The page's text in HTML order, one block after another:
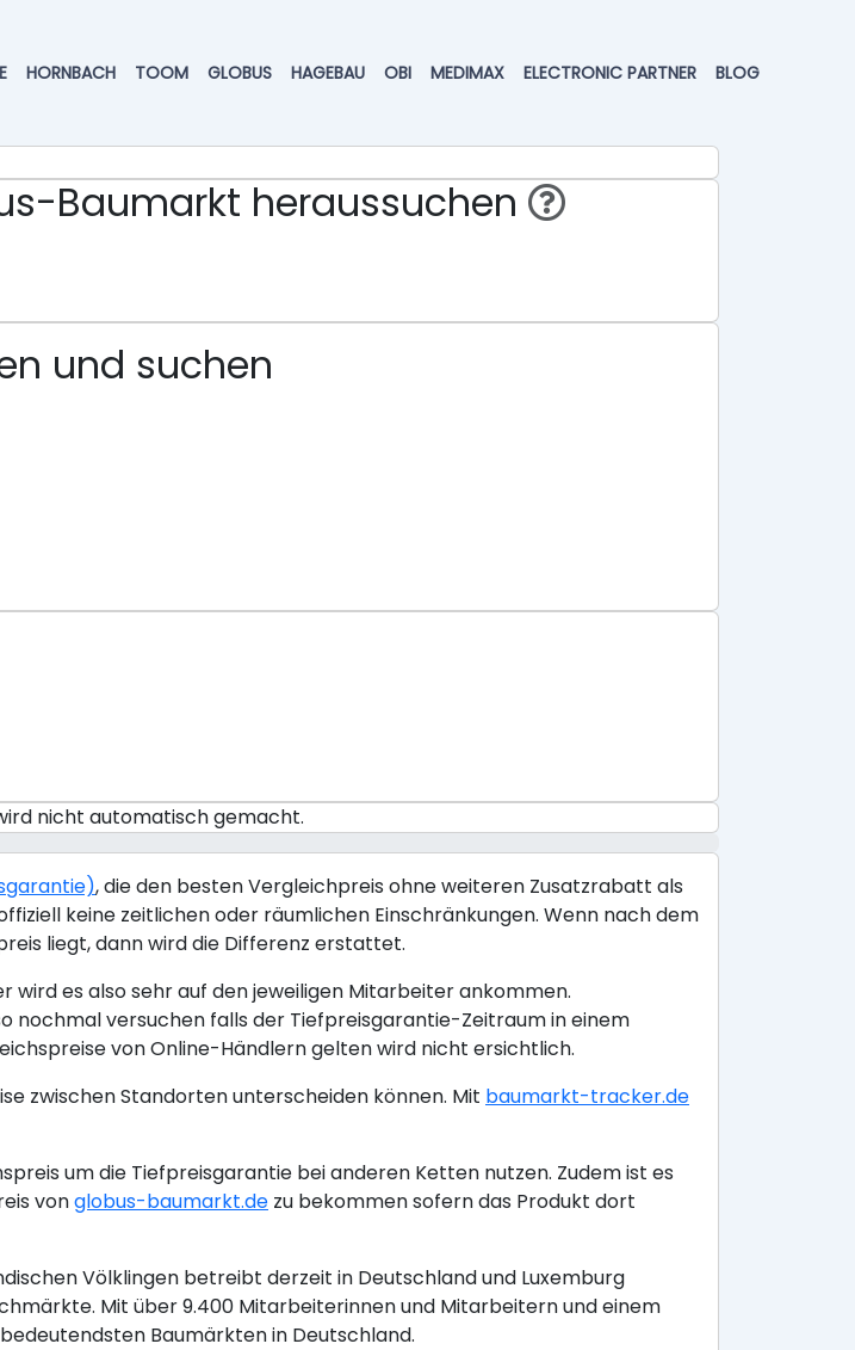
HORNBACH TOOM GLOBUS HAGEBAU OBI MEDIMAX ELECTRONIC PARTNER BLOG
Baumarkt heraussuchen
und suchen
nicht automatisch gemacht.
, die den besten Vergleichpreis ohne weiteren Zusatzrabatt als
keine zeitlichen oder räumlichen Einschränkungen. Wenn nach dem
liegt, dann wird die Differenz erstattet.
wird es also sehr auf den jeweiligen Mitarbeiter ankommen.
nochmal versuchen falls der Tiefpreisgarantie-Zeitraum in einem
von Online-Händlern gelten wird nicht ersichtlich.
zwischen Standorten unterscheiden können. Mit baumarkt-tracker.de
um die Tiefpreisgarantie bei anderen Ketten nutzen. Zudem ist es
vonglobus-baumarkt.de zu bekommen sofern das Produkt dort
Völklingen betreibt derzeit in Deutschland und Luxemburg
Mit über 9.400 Mitarbeiterinnen und Mitarbeitern und einem
Baumärkten in Deutschland.